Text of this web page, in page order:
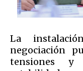
La
negociación
tensiones y